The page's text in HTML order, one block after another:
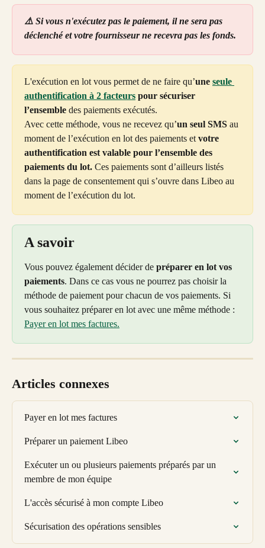
⚠️ Si vous n'exécutez pas le paiement, il ne sera pas
déclenché et votre fournisseur ne recevra pas les fonds.
L'exécution en lot vous permet de ne faire qu’une seule
authentification à 2 facteurs pour sécuriser
l’ensemble des paiements exécutés.
Avec cette méthode, vous ne recevez qu’un seul SMS au
moment de l’exécution en lot des paiements et votre
authentification est valable pour l’ensemble des
paiements du lot. Ces paiements sont d’ailleurs listés
dans la page de consentement qui s’ouvre dans Libeo au
moment de l’exécution du lot.
A savoir
Vous pouvez également décider de préparer en lot vos
paiements. Dans ce cas vous ne pourrez pas choisir la
méthode de paiement pour chacun de vos paiements. Si
vous souhaitez préparer en lot avec une même méthode :
Payer en lot mes factures.
Articles connexes
Payer en lot mes factures
Préparer un paiement Libeo
Exécuter un ou plusieurs paiements préparés par un
membre de mon équipe
L'accès sécurisé à mon compte Libeo
Sécurisation des opérations sensibles